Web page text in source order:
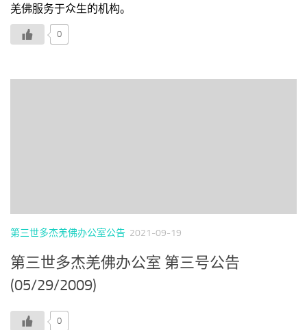
羌佛服务于众生的机构。
0
第三世多杰羌佛办公室公告 2021-09-19
第三世多杰羌佛办公室 第三号公告
(05/29/2009)
0